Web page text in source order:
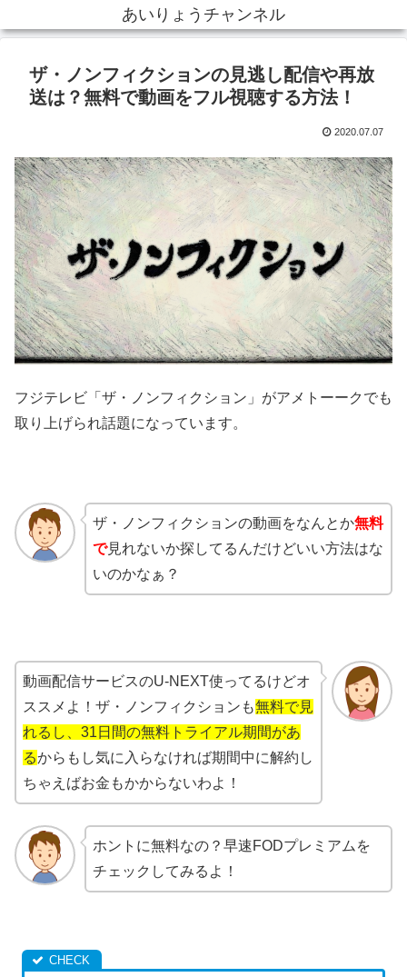
あいりょうチャンネル
ザ・ノンフィクションの見逃し配信や再放
送は？無料で動画をフル視聴する方法！
2020.07.07
フジテレビ「ザ・ノンフィクション」がアメトーークでも
取り上げられ話題になっています。
ザ・ノンフィクションの動画をなんとか無料
で見れないか探してるんだけどいい方法はな
いのかなぁ？
動画配信サービスのU-NEXT使ってるけどオ
ススメよ！ザ・ノンフィクションも無料で見
れるし、31日間の無料トライアル期間があ
るからもし気に入らなければ期間中に解約し
ちゃえばお金もかからないわよ！
ホントに無料なの？早速FODプレミアムを
チェックしてみるよ！